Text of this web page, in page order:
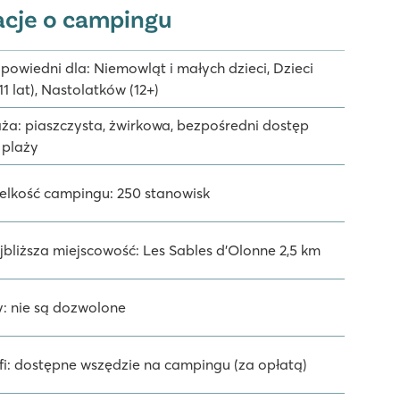
o campingu
dla: Niemowląt i małych dzieci, Dzieci
lat), Nastolatków (12+)
piaszczysta, żwirkowa, bezpośredni dostęp
campingu: 250 stanowisk
miejscowość: Les Sables d'Olonne 2,5 km
nie są dozwolone
dostępne wszędzie na campingu (za opłatą)